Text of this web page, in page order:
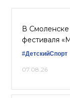
В
фестиваля
#ДетскийСпорт
07.08.26